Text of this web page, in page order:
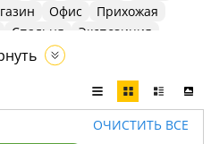
Офис
Прихожая
Спальня Экспозиция
ОЧИСТИТЬ ВСЕ